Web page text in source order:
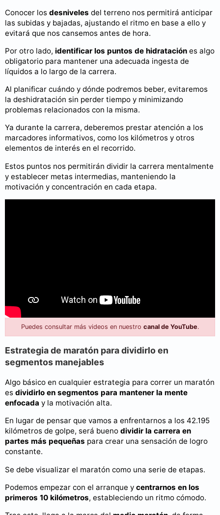
Conocer los desniveles del terreno nos permitirá anticipar
las subidas y bajadas, ajustando el ritmo en base a ello y
evitará que nos cansemos antes de hora.
Por otro lado, identificar los puntos de hidratación es algo
obligatorio para mantener una adecuada ingesta de
líquidos a lo largo de la carrera.
Al planificar cuándo y dónde podremos beber, evitaremos
la deshidratación sin perder tiempo y minimizando
problemas relacionados con la misma.
Ya durante la carrera, deberemos prestar atención a los
marcadores informativos, como los kilómetros y otros
elementos de interés en el recorrido.
Estos puntos nos permitirán dividir la carrera mentalmente
y establecer metas intermedias, manteniendo la
motivación y concentración en cada etapa.
Puedes consultar más videos en nuestro canal de YouTube.
Estrategia de maratón para dividirlo en
segmentos manejables
Algo básico en cualquier estrategia para correr un maratón
es dividirlo en segmentos para mantener la mente
enfocada y la motivación alta.
En lugar de pensar que vamos a enfrentarnos a los 42.195
kilómetros de golpe, será bueno dividir la carrera en
partes más pequeñas para crear una sensación de logro
constante.
Se debe visualizar el maratón como una serie de etapas.
Podemos empezar con el arranque y centrarnos en los
primeros 10 kilómetros, estableciendo un ritmo cómodo.